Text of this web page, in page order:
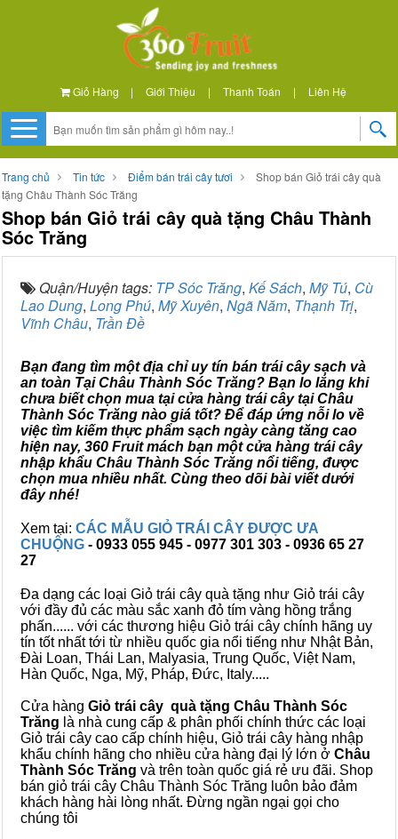
Giỏ Hàng | Giới Thiệu | Thanh Toán | Liên Hệ
Trang chủ Tin tức Điểm bán trái cây tươi
Shop bán Giỏ trái cây quà
tặng Châu Thành Sóc Trăng
Shop bán Giỏ trái cây quà tặng Châu Thành
Sóc Trăng
Quận/Huyện tags: TP Sóc Trăng, Kế Sách, Mỹ Tú, Cù
Lao Dung, Long Phú, Mỹ Xuyên, Ngã Năm, Thạnh Trị,
Vĩnh Châu, Trần Đề
Bạn đang tìm một địa chỉ uy tín bán trái cây sạch và
an toàn Tại Châu Thành Sóc Trăng? Bạn lo lắng khi
chưa biết chọn mua tại cửa hàng trái cây tại Châu
Thành Sóc Trăng nào giá tốt? Để đáp ứng nỗi lo về
việc tìm kiếm thực phẩm sạch ngày càng tăng cao
hiện nay, 360 Fruit mách bạn một cửa hàng trái cây
nhập khẩu Châu Thành Sóc Trăng nổi tiếng, được
chọn mua nhiều nhất. Cùng theo dõi bài viết dưới
đây nhé!
Xem tại: CÁC MẪU GIỎ TRÁI CÂY ĐƯỢC ƯA
CHUỘNG - 0933 055 945 - 0977 301 303 - 0936 65 27
27
Đa dạng các loại Giỏ trái cây quà tặng như Giỏ trái cây
với đầy đủ các màu sắc xanh đỏ tím vàng hồng trắng
phấn...... với các thương hiệu Giỏ trái cây chính hãng uy
tín tốt nhất tới từ nhiều quốc gia nổi tiếng như Nhật Bản,
Đài Loan, Thái Lan, Malyasia, Trung Quốc, Việt Nam,
Hàn Quốc, Nga, Mỹ, Pháp, Đức, Italy.....
Cửa hàng Giỏ trái cây quà tặng Châu Thành Sóc
Trăng là nhà cung cấp & phân phối chính thức các loại
Giỏ trái cây cao cấp chính hiệu, Giỏ trái cây hàng nhập
khẩu chính hãng cho nhiều cửa hàng đại lý lớn ở Châu
Thành Sóc Trăng và trên toàn quốc giá rẻ ưu đãi. Shop
bán giỏ trái cây Châu Thành Sóc Trăng luôn bảo đảm
khách hàng hài lòng nhất. Đừng ngần ngại gọi cho
chúng tôi